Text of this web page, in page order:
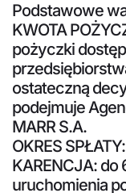
Podstawowe
KWOTA
pożyczki
ostateczną
podejmuje
MARR S.A.
OKRES
KARENCJA: do
uruchomienia